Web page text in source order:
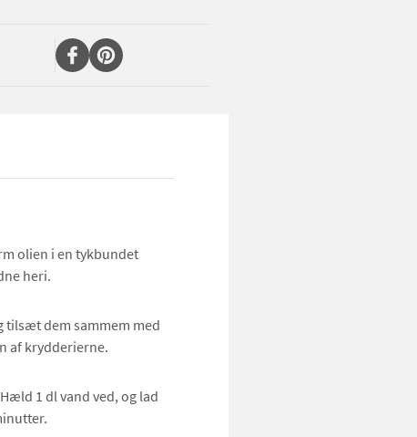
olien i en tykbundet
heri.
dem sammem med
af krydderierne.
1 dl vand ved, og lad